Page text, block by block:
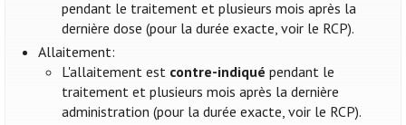
pendant le traitement et plusieurs mois après la
dernière dose (pour la durée exacte, voir le RCP).
Allaitement:
L'allaitement est contre-indiqué pendant le
traitement et plusieurs mois après la dernière
administration (pour la durée exacte, voir le RCP).